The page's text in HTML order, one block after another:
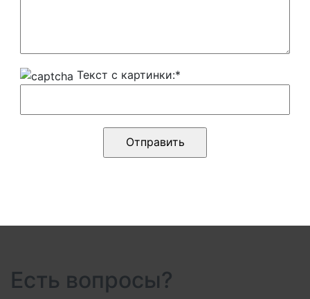
Текст с картинки:*
Есть вопросы?